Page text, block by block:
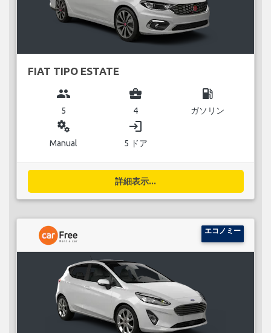
FIAT TIPO ESTATE
group
5
business_center
4
local_gas_station
ガソリン
miscellaneous_services
Manual
login
5 ドア
詳細表示...
エコノミー